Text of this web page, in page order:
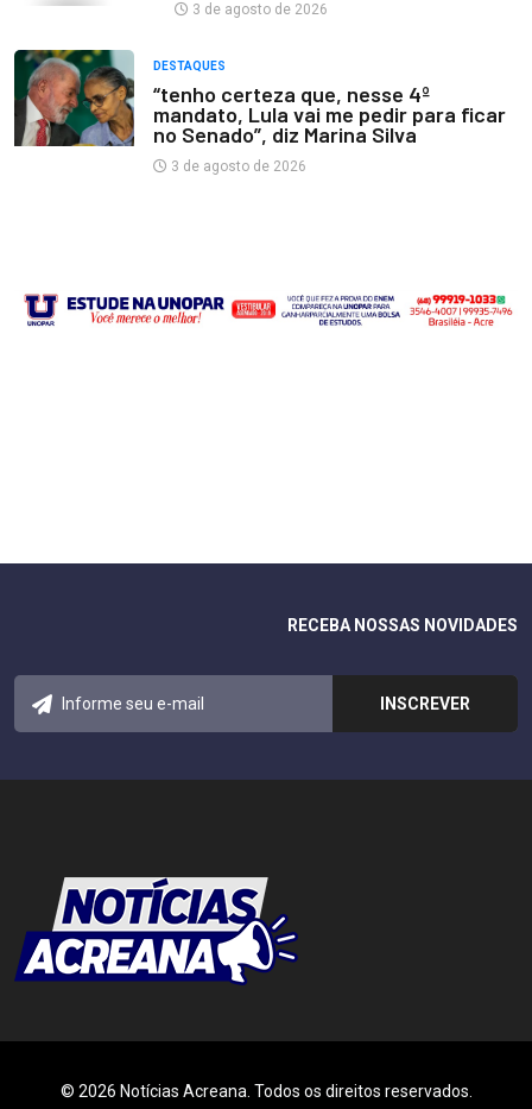
3 de agosto de 2026
DESTAQUES
“tenho certeza que, nesse 4º
mandato, Lula vai me pedir para ficar
no Senado”, diz Marina Silva
3 de agosto de 2026
RECEBA NOSSAS NOVIDADES
© 2026 Notícias Acreana. Todos os direitos reservados.